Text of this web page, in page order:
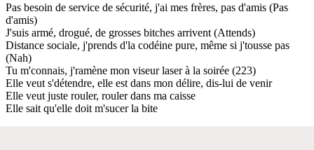
Pas besoin de service de sécurité, j'ai mes frères, pas d'amis (Pas
d'amis)
J'suis armé, drogué, de grosses bitches arrivent (Attends)
Distance sociale, j'prends d'la codéine pure, même si j'tousse pas
(Nah)
Tu m'connais, j'ramène mon viseur laser à la soirée (223)
Elle veut s'détendre, elle est dans mon délire, dis-lui de venir
Elle veut juste rouler, rouler dans ma caisse
Elle sait qu'elle doit m'sucer la bite